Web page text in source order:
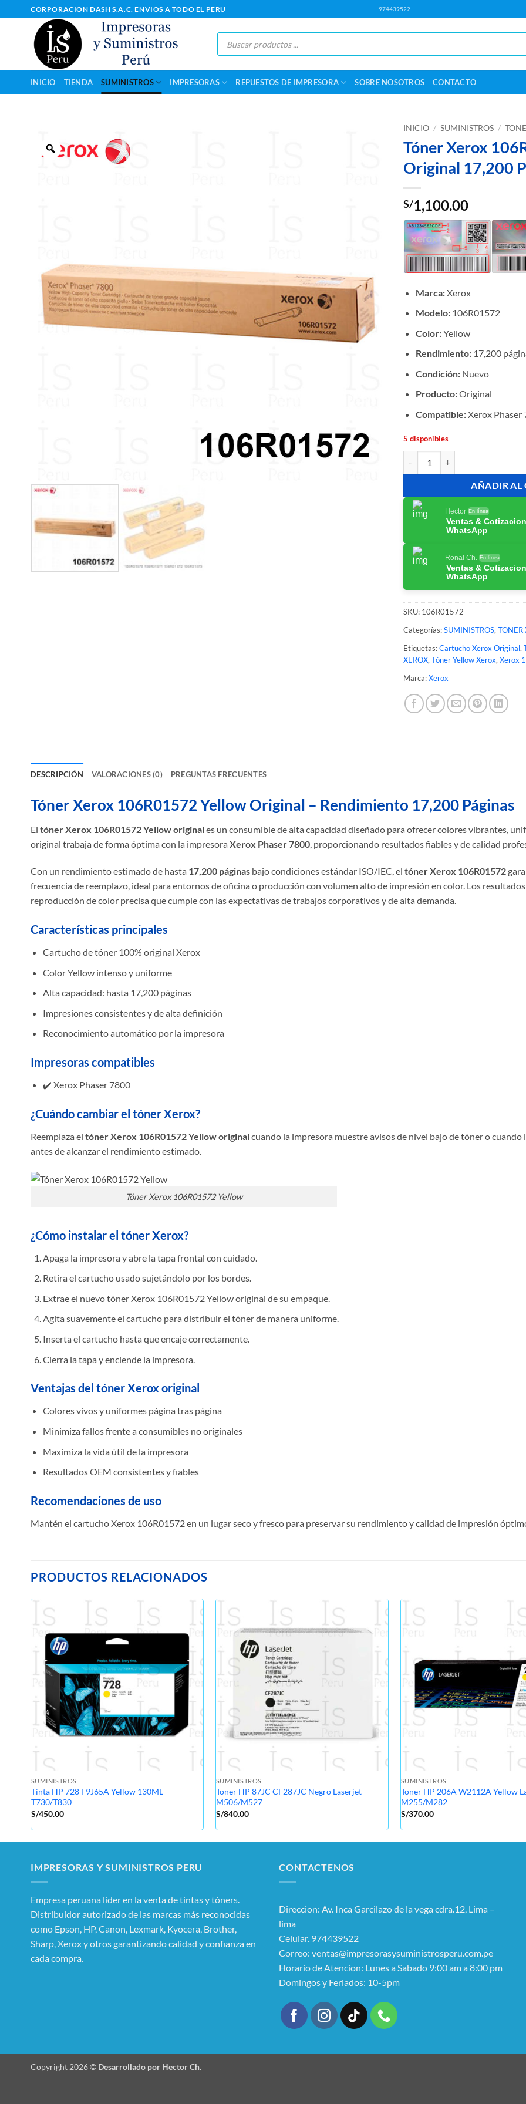
al
contenido
CORPORACION DASH S.A.C. ENVIOS A TODO EL PERU 974439522
Búsqueda
INICIO TIENDA SUMINISTROS IMPRESORAS REPUESTOS DE IMPRESORA SOBRE NOSOTROS CONTACTO
Zoom
INICIO / SUMINISTROS /
Tóner Xerox
Original 17,200
S/1,100.00
Marca:Xerox
Modelo:106R01572
Color:Yellow
Rendimiento:17,200
Condición:Nuevo
Producto:Original
Compatible:Xerox Phaser
5 disponibles
AÑADIR AL
Hector En línea
Ventas &
WhatsApp
Ronal Ch. En línea
Ventas &
WhatsApp
SKU: 106R01572
Categorías:SUMINISTROS, TONER
Etiquetas:Cartucho Xerox Original,
XEROX, Tóner Yellow Xerox, Xerox
Marca:Xerox
DESCRIPCIÓN VALORACIONES (0) PREGUNTAS FRECUENTES
Tóner Xerox 106R01572 Yellow Original – Rendimiento 17,200 Páginas
El tóner Xerox 106R01572 Yellow originales un consumible de alta capacidad diseñado para ofrecer colores vibrantes,
original trabaja de forma óptima con la impresora Xerox Phaser 7800, proporcionando resultados fiables y de calidad
Con un rendimiento estimado de hasta 17,200 páginas bajo condiciones estándar ISO/IEC, el tóner Xerox 106R01572
frecuencia de reemplazo, ideal para entornos de oficina o producción con volumen alto de impresión en color. Los
reproducción de color precisa que cumple con las expectativas de trabajos corporativos y de alta demanda.
Características principales
Cartucho de tóner 100% original Xerox
Color Yellow intenso y uniforme
Alta capacidad: hasta 17,200 páginas
Impresiones consistentes y de alta definición
Reconocimiento automático por la impresora
Impresoras compatibles
✔️ Xerox Phaser 7800
¿Cuándo cambiar el tóner Xerox?
Reemplaza el tóner Xerox 106R01572 Yellow originalcuando la impresora muestre avisos de nivel bajo de tóner o
antes de alcanzar el rendimiento estimado.
Tóner Xerox 106R01572 Yellow
¿Cómo instalar el tóner Xerox?
Apaga la impresora y abre la tapa frontal con cuidado.
Retira el cartucho usado sujetándolo por los bordes.
Extrae el nuevo tóner Xerox 106R01572 Yellow original de su empaque.
Agita suavemente el cartucho para distribuir el tóner de manera uniforme.
Inserta el cartucho hasta que encaje correctamente.
Cierra la tapa y enciende la impresora.
Ventajas del tóner Xerox original
Colores vivos y uniformes página tras página
Minimiza fallos frente a consumibles no originales
Maximiza la vida útil de la impresora
Resultados OEM consistentes y fiables
Recomendaciones de uso
Mantén el cartucho Xerox 106R01572 en un lugar seco y fresco para preservar su rendimiento y calidad de impresión
PRODUCTOS RELACIONADOS
SUMINISTROS
Tinta HP 728 F9J65A Yellow 130ML
T730/T830
S/450.00
SUMINISTROS
Toner HP 87JC CF287JC Negro Laserjet
M506/M527
S/840.00
SUMINISTROS
Toner HP 206A W2112A Yellow
M255/M282
S/370.00
IMPRESORAS Y SUMINISTROS PERU
Empresa peruana líder en la venta de tintas y tóners.
Distribuidor autorizado de las marcas más reconocidas
como Epson, HP, Canon, Lexmark, Kyocera, Brother,
Sharp, Xerox y otros garantizando calidad y confianza en
cada compra.
CONTACTENOS
Direccion: Av. Inca Garcilazo de la vega cdra.12, Lima –
lima
Celular. 974439522
Correo: ventas@impresorasysuministrosperu.com.pe
Horario de Atencion: Lunes a Sabado 9:00 am a 8:00 pm
Domingos y Feriados: 10-5pm
Copyright 2026 © Desarrollado por Hector Ch.